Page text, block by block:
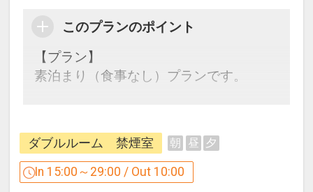
このプランのポイント
【プラン】
素泊まり（食事なし）プランです。
■地下1階
大浴殿・露天風呂 宿泊者無料（営業時間
15時～翌2時、6時～10時）
ダブルルーム 禁煙室 朝 昼 夕
In 15:00～29:00 / Out 10:00